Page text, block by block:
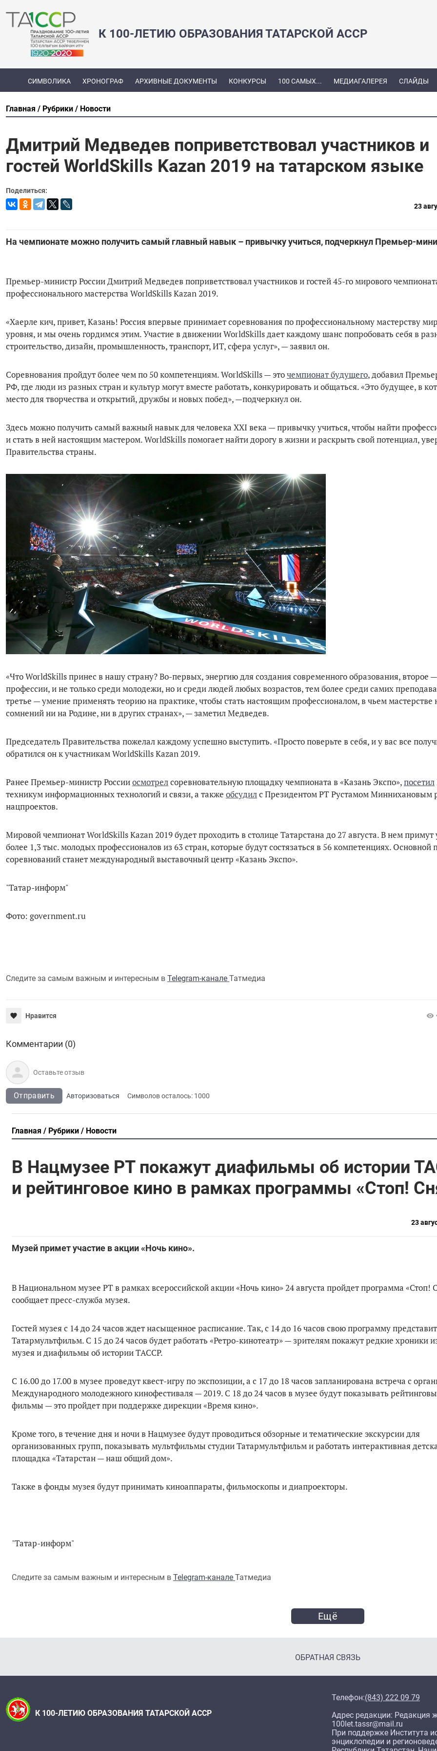
К 100-ЛЕТИЮ ОБРАЗОВАНИЯ ТАТАРСКОЙ АССР
СИМВОЛИКА ХРОНОГРАФ АРХИВНЫЕ ДОКУМЕНТЫ КОНКУРСЫ 100 САМЫХ... МЕДИАГАЛЕРЕЯ СЛАЙДЫ
Главная Рубрики Новости
Дмитрий Медведев поприветствовал участников и
гостей WorldSkills Kazan 2019 на татарском языке
Поделиться:
23
На чемпионате можно получить самый главный навык – привычку учиться, подчеркнул Премьер-
Премьер-министр России Дмитрий Медведев поприветствовал участников и гостей 45-го мирового
профессионального мастерства WorldSkills Kazan 2019.
«Хаерле кич, привет, Казань! Россия впервые принимает соревнования по профессиональному мастерству
уровня, и мы очень гордимся этим. Участие в движении WorldSkills дает каждому шанс попробовать себя в
строительство, дизайн, промышленность, транспорт, ИТ, сфера услуг», — заявил он.
Соревнования пройдут более чем по 50 компетенциям. WorldSkills — эточемпионат будущего, добавил
РФ, где люди из разных стран и культур могут вместе работать, конкурировать и общаться. «Это будущее, в
место для творчества и открытий, дружбы и новых побед», —подчеркнул он.
Здесь можно получить самый важный навык для человека XXI века — привычку учиться, чтобы найти
и стать в ней настоящим мастером. WorldSkills помогает найти дорогу в жизни и раскрыть свой потенциал,
Правительства страны.
«Что WorldSkills принес в нашу страну? Во-первых, энергию для создания современного образования, второе
профессии, и не только среди молодежи, но и среди людей любых возрастов, тем более среди самих
третье — умение применять теорию на практике, чтобы стать настоящим профессионалом, в чьем мастерстве
сомнений ни на Родине, ни в других странах», — заметил Медведев.
Председатель Правительства пожелал каждому успешно выступить. «Просто поверьте в себя, и у вас все
обратился он к участникам WorldSkills Kazan 2019.
Ранее Премьер-министр Россииосмотрелсоревновательную площадку чемпионата в «Казань Экспо»,посетил
техникум информационных технологий и связи, а также обсудилс Президентом РТ Рустамом Миннихановым
нацпроектов.
Мировой чемпионат WorldSkills Kazan 2019 будет проходить в столице Татарстана до 27 августа. В нем примут
более 1,3 тыс. молодых профессионалов из 63 стран, которые будут состязаться в 56 компетенциях. Основной
соревнований станет международный выставочный центр «Казань Экспо».
"Татар-информ"
Фото: government.ru
Следите за самым важным и интересным в Telegram-канале Татмедиа
Нравится
Комментарии (0)
Отправить Авторизоваться Символов осталось: 1000
Главная Рубрики Новости
В Нацмузее РТ покажут диафильмы об истории
и рейтинговое кино в рамках программы «Стоп!
23
Музей примет участие в акции «Ночь кино».
В Национальном музее РТ в рамках всероссийской акции «Ночь кино» 24 августа пройдет программа «Стоп!
сообщает пресс-служба музея.
Гостей музея с 14 до 24 часов ждет насыщенное расписание. Так, с 14 до 16 часов свою программу
Татармультфильм. С 15 до 24 часов будет работать «Ретро-кинотеатр» — зрителям покажут редкие хроники
музея и диафильмы об истории ТАССР.
С 16.00 до 17.00 в музее проведут квест-игру по экспозиции, а с 17 до 18 часов запланирована встреча с
Международного молодежного кинофестиваля — 2019. С 18 до 24 часов в музее будут показывать
фильмы — это пройдет при поддержке дирекции «Время кино».
Кроме того, в течение дня и ночи в Нацмузее будут проводиться обзорные и тематические экскурсии для
организованных групп, показывать мультфильмы студии Татармультфильм и работать интерактивная
площадка «Татарстан — наш общий дом».
Также в фонды музея будут принимать киноаппараты, фильмоскопы и диапроекторы.
"Татар-информ"
Следите за самым важным и интересным в Telegram-канале Татмедиа
Ещё
ОБРАТНАЯ СВЯЗЬ
К 100-ЛЕТИЮ ОБРАЗОВАНИЯ ТАТАРСКОЙ АССР
Телефон:(843) 222 09 79
Адрес редакции: Редакция
100let.tassr@mail.ru
При поддержке Института
энциклопедии и